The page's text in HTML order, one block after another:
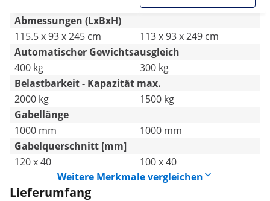
Abmessungen (LxBxH)
115.5 x 93 x 245 cm
113 x 93 x 249 cm
Automatischer Gewichtsausgleich
400 kg
300 kg
Belastbarkeit - Kapazität max.
2000 kg
1500 kg
Gabellänge
1000 mm
1000 mm
Gabelquerschnitt [mm]
120 x 40
100 x 40
Weitere Merkmale vergleichen
Lieferumfang